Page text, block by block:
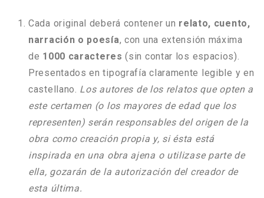
Cada original deberá contener un relato, cuento,
narración o poesía, con una extensión máxima
de 1000 caracteres (sin contar los espacios).
Presentados en tipografía claramente legible y en
castellano. Los autores de los relatos que opten a
este certamen (o los mayores de edad que los
representen) serán responsables del origen de la
obra como creación propia y, si ésta está
inspirada en una obra ajena o utilizase parte de
ella, gozarán de la autorización del creador de
esta última.